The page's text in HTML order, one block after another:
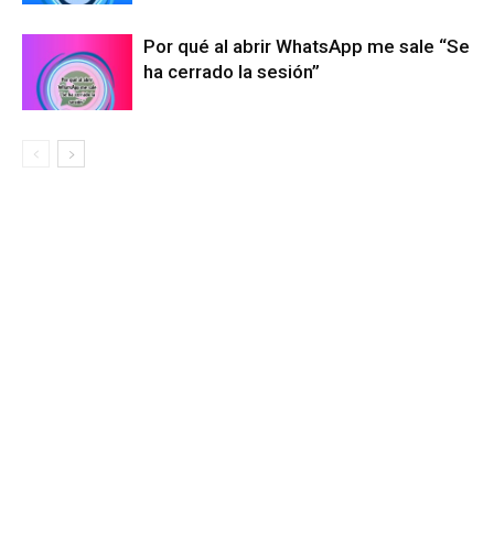
Por qué al abrir WhatsApp me sale “Se
ha cerrado la sesión”